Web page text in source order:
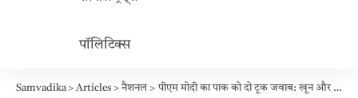
पॉलिटिक्स
Samvadika>Articles >नैशनल >पीएम मोदी का पाक को दो टूक जवाब: खून और पानी, आतंक और ट्रेड एक साथ नहीं चलेंगे